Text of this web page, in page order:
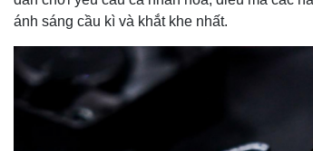
ánh sáng cầu kì và khắt khe nhất.